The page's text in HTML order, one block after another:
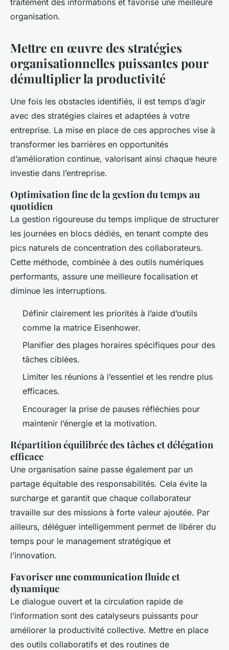
organisation.
Mettre en œuvre des stratégies
organisationnelles puissantes pour
démultiplier la productivité
Une fois les obstacles identifiés, il est temps d’agir
avec des stratégies claires et adaptées à votre
entreprise. La mise en place de ces approches vise à
transformer les barrières en opportunités
d’amélioration continue, valorisant ainsi chaque heure
investie dans l’entreprise.
Optimisation fine de la gestion du temps au
quotidien
La gestion rigoureuse du temps implique de structurer
les journées en blocs dédiés, en tenant compte des
pics naturels de concentration des collaborateurs.
Cette méthode, combinée à des outils numériques
performants, assure une meilleure focalisation et
diminue les interruptions.
Définir clairement les priorités à l’aide d’outils
comme la matrice Eisenhower.
Planifier des plages horaires spécifiques pour des
tâches ciblées.
Limiter les réunions à l’essentiel et les rendre plus
efficaces.
Encourager la prise de pauses réfléchies pour
maintenir l’énergie et la motivation.
Répartition équilibrée des tâches et délégation
efficace
Une organisation saine passe également par un
partage équitable des responsabilités. Cela évite la
surcharge et garantit que chaque collaborateur
travaille sur des missions à forte valeur ajoutée. Par
ailleurs, déléguer intelligemment permet de libérer du
temps pour le management stratégique et
l’innovation.
Favoriser une communication fluide et
dynamique
Le dialogue ouvert et la circulation rapide de
l’information sont des catalyseurs puissants pour
améliorer la productivité collective. Mettre en place
des outils collaboratifs et des routines de